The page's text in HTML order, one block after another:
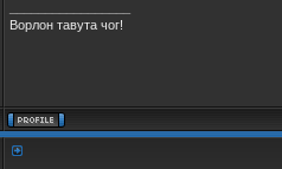
Ворлон тавута чог!